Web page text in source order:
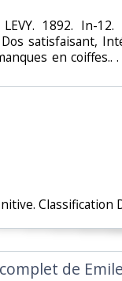
LEVY. 1892. In-
satisfaisant,
en coiffes..
Classification
de